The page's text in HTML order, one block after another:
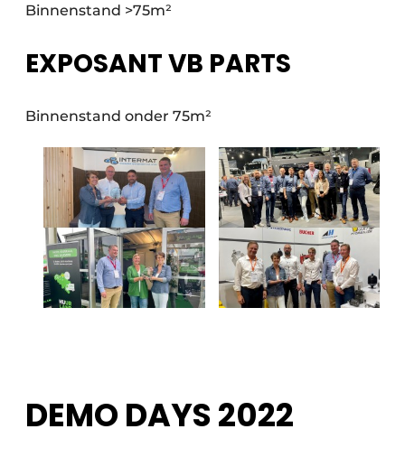
Binnenstand >75m²
EXPOSANT VB PARTS
Binnenstand onder 75m²
DEMO DAYS 2022